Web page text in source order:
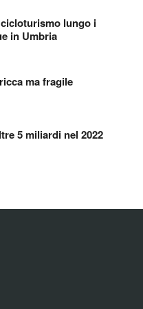
lungo i
in Umbria
ma fragile
5 miliardi nel 2022